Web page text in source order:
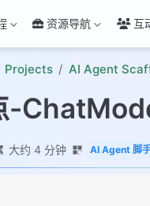
资源导航 互
Projects AI Agent
-
大约 4 分钟 AI Agent 脚